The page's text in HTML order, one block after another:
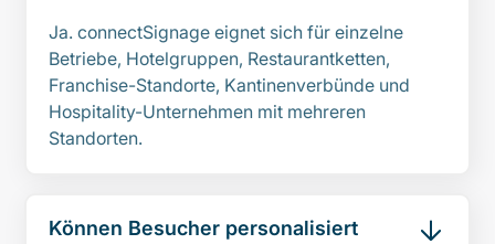
Ja. connectSignage eignet sich für einzelne
Betriebe, Hotelgruppen, Restaurantketten,
Franchise-Standorte, Kantinenverbünde und
Hospitality-Unternehmen mit mehreren
Standorten.
Können Besucher personalisiert